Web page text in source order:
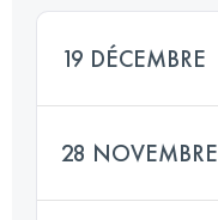
19 DÉCEMBRE
28 NOVEMBRE